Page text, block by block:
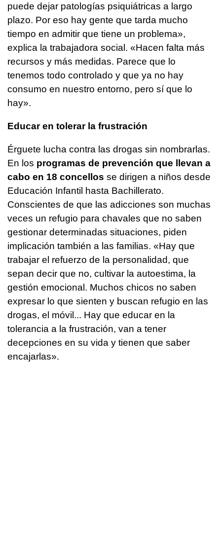
puede dejar patologías psiquiátricas a largo
plazo. Por eso hay gente que tarda mucho
tiempo en admitir que tiene un problema»,
explica la trabajadora social. «Hacen falta más
recursos y más medidas. Parece que lo
tenemos todo controlado y que ya no hay
consumo en nuestro entorno, pero sí que lo
hay».
Educar en tolerar la frustración
Érguete lucha contra las drogas sin nombrarlas.
En los programas de prevención que llevan a
cabo en 18 concellos se dirigen a niños desde
Educación Infantil hasta Bachillerato.
Conscientes de que las adicciones son muchas
veces un refugio para chavales que no saben
gestionar determinadas situaciones, piden
implicación también a las familias. «Hay que
trabajar el refuerzo de la personalidad, que
sepan decir que no, cultivar la autoestima, la
gestión emocional. Muchos chicos no saben
expresar lo que sienten y buscan refugio en las
drogas, el móvil... Hay que educar en la
tolerancia a la frustración, van a tener
decepciones en su vida y tienen que saber
encajarlas».